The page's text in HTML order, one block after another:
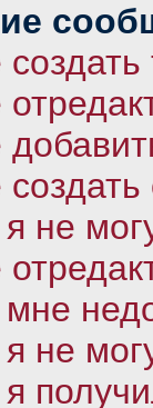
не
не